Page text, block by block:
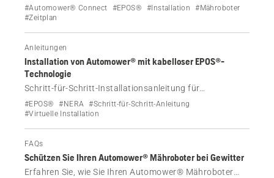
kabellose EPOS®-Installationen verwenden. Erstellen
Sie optimierte Mähpläne basierend auf den
#Automower® Connect #EPOS® #Installation
#Mähroboter
#Zeitplan
Anleitungen
Installation von Automower® mit kabelloser EPOS®-
Technologie
Schritt-für-Schritt-Installationsanleitung für
Automower® mit kabelloser EPOS®-Technologie.
Wählen Sie Ihr Modell aus, um Anweisungen zu erhalten,
Begrenzungen zugeschnitten sind.
#EPOS® #NERA
#Schritt-für-Schritt-Anleitung
#Virtuelle Installation
FAQs
Schützen Sie Ihren Automower® Mähroboter bei Gewitter
Erfahren Sie, wie Sie Ihren Automower® Mähroboter